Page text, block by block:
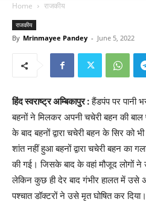
Home राजकीय
राजकीय
By Mrinmayee Pandey - June 5, 2022
हिंद स्वराष्ट्र अम्बिकापुर :हैंडपंप पर पानी
बहनों ने मिलकर अपनी चचेरी बहन की
के बाद बहनों द्वारा चचेरी बहन के सिर को
शांत नहीं हुआ बहनों द्वारा चचेरी बहन का
की गई। जिसके बाद के वहां मौजूद लोगों
लेकिन कुछ ही देर बाद गंभीर हालत में उसे
पश्चात डॉक्टरों ने उसे मृत घोषित कर